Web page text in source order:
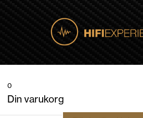
0
Din varukorg